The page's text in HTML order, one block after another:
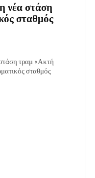
νέα στάση
σταθμός
τραμ «Ακτή
σταθμός